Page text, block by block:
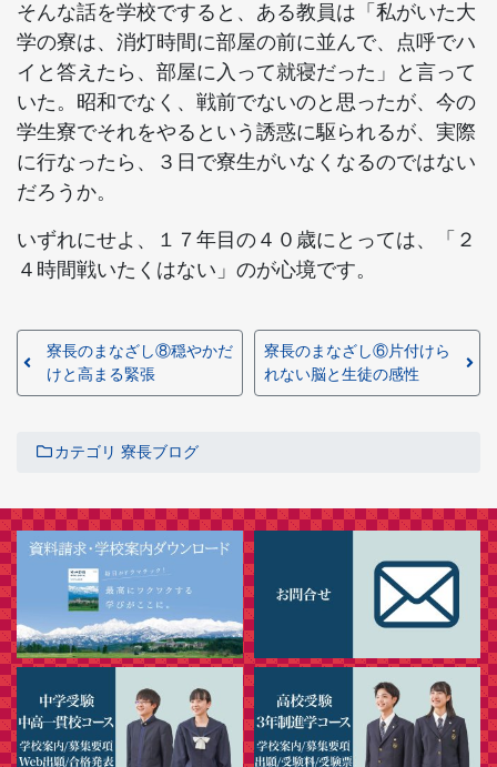
そんな話を学校ですると、ある教員は「私がいた大
学の寮は、消灯時間に部屋の前に並んで、点呼でハ
イと答えたら、部屋に入って就寝だった」と言って
いた。昭和でなく、戦前でないのと思ったが、今の
学生寮でそれをやるという誘惑に駆られるが、実際
に行なったら、３日で寮生がいなくなるのではない
だろうか。
いずれにせよ、１７年目の４０歳にとっては、「２
４時間戦いたくはない」のが心境です。
寮長のまなざし⑧穏やかだ
けと高まる緊張
寮長のまなざし⑥片付けら
れない脳と生徒の感性
カテゴリ 寮長ブログ